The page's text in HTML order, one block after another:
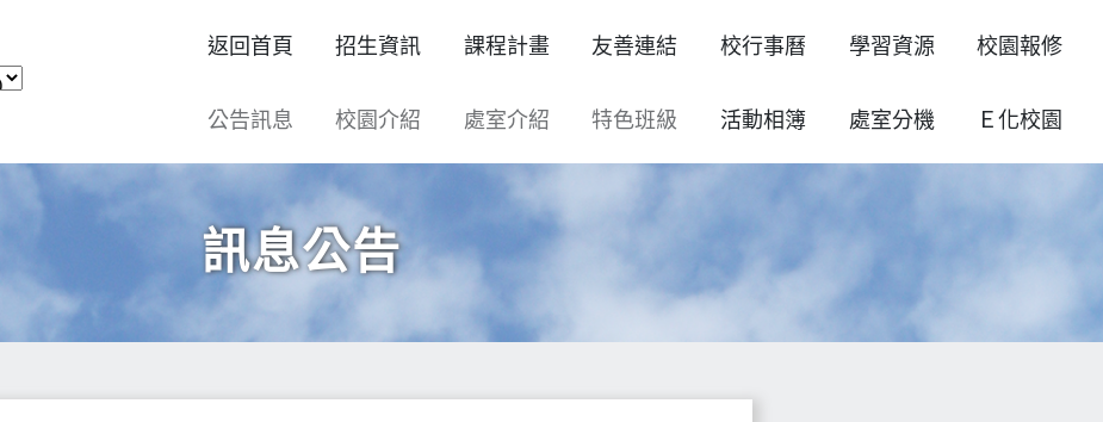
返回首頁 招生資訊 課程計畫 友善連結 校行事曆 學習資源 校園報修
公告訊息 校園介紹 處室介紹 特色班級 活動相簿 處室分機 Ｅ化校園
訊息公告